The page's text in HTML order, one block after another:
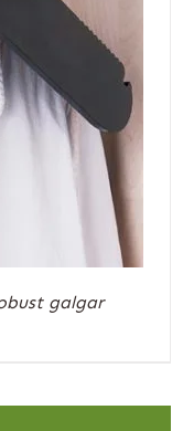
galgar